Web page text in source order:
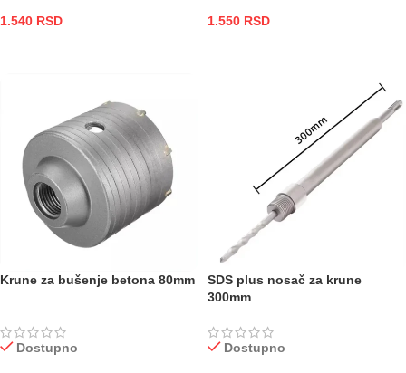
1.540 RSD 1.550 RSD
Krune za bušenje betona 80mm
Dostupno
SDS plus nosač za krune
300mm
Dostupno